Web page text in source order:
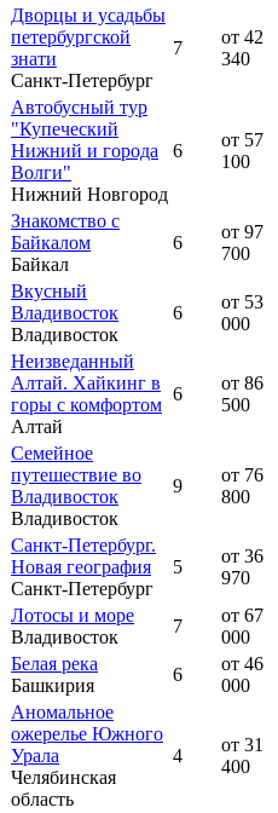
Дворцы и усадьбы
петербургской
знати
Санкт-Петербург
7
от 42
340
Автобусный тур
"Купеческий
Нижний и города
Волги"
Нижний Новгород
6
от 57
100
Знакомство с
Байкалом
Байкал
6
от 97
700
Вкусный
Владивосток
Владивосток
6
от 53
000
Неизведанный
Алтай. Хайкинг в
горы с комфортом
Алтай
6
от 86
500
Семейное
путешествие во
Владивосток
Владивосток
9
от 76
800
Санкт-Петербург.
Новая география
Санкт-Петербург
5
от 36
970
Лотосы и море
Владивосток
7
от 67
000
Белая река
Башкирия
6
от 46
000
Аномальное
ожерелье Южного
Урала
Челябинская
область
4
от 31
400